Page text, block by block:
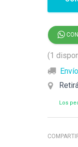
(1
Los